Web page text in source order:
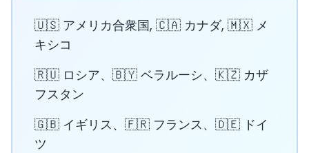
🇺🇸 アメリカ合衆国, 🇨🇦 カナダ, 🇲🇽 メ
キシコ
🇷🇺 ロシア、🇧🇾 ベラルーシ、🇰🇿 カザ
フスタン
🇬🇧 イギリス、🇫🇷 フランス、🇩🇪 ドイ
ツ